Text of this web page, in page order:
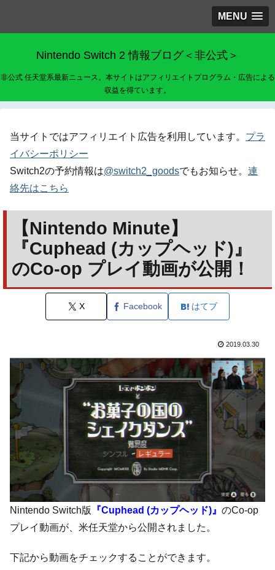
MENU
Nintendo Switch 2 情報ブログ＜非公式＞
非公式 任天堂系最新ニュース。本サイトはアフィリエイトプログラム・広告による
収益を得ています。
当サイトではアフィリエイト広告を利用しています。 プラ
イバシーポリシー
Switch2の予約情報は@switch2_goodsでもお知らせ。 連
絡先はこちら
【Nintendo Minute】
『Cuphead (カップヘッド)』
のCo-op プレイ動画が公開！
X Facebook はてブ
2019.03.30
Nintendo Switch版 『Cuphead (カップヘッド)』 のCo-op
プレイ動画が、米任天堂から公開されました。
下記から動画をチェックすることができます。